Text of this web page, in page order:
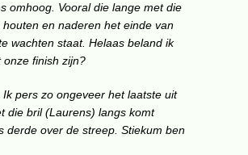
omhoog. Vooral die lange met die
en naderen het einde van
wachten staat. Helaas beland ik
onze finish zijn?
pers zo ongeveer het laatste uit
die bril (Laurens) langs komt
derde over de streep. Stiekum ben